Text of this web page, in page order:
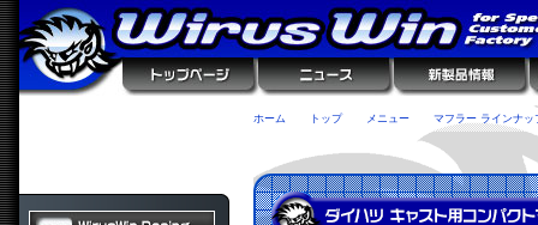
ホーム トップ メニュー マフラー ラインナッ